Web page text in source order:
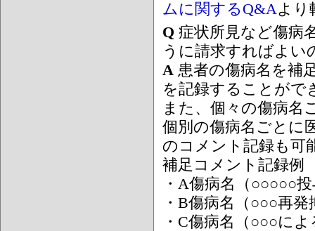
ムに関するQ&Aより
Q 症状所見など傷病
うに請求すればよい
A 患者の傷病名を補
を記録することがで
また、個々の傷病名
個別の傷病名ごとに
のコメント記録も可
補足コメント記録例
・A傷病名（○○○○○
・B傷病名（○○○再
・C傷病名（○○○に